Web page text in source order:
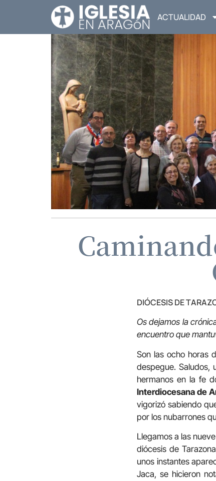
ACTUALIDAD
DIÓCESIS DE
Os dejamos la
encuentro que
Son las ocho horas
despegue. Saludos,
hermanos en la fe
Interdiocesana de
vigorizó sabiendo
por los nubarrones
Llegamos a las
diócesis de
unos instantes
Jaca, se hicieron